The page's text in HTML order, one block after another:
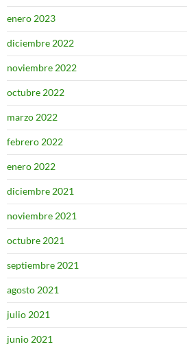
enero 2023
diciembre 2022
noviembre 2022
octubre 2022
marzo 2022
febrero 2022
enero 2022
diciembre 2021
noviembre 2021
octubre 2021
septiembre 2021
agosto 2021
julio 2021
junio 2021